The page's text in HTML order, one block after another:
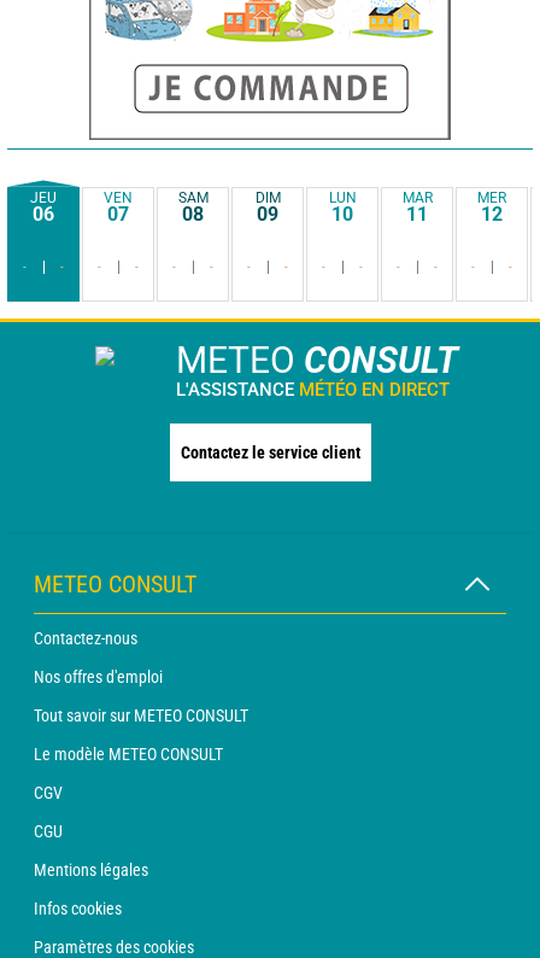
JEU
06
- -
VEN
07
- -
SAM
08
- -
DIM
09
- -
LUN
10
- -
MAR
11
- -
MER
12
- -
METEO CONSULT
L'ASSISTANCE MÉTÉO EN DIRECT
Contactez le service client
METEO CONSULT
Contactez-nous
Nos offres d'emploi
Tout savoir sur METEO CONSULT
Le modèle METEO CONSULT
CGV
CGU
Mentions légales
Infos cookies
Paramètres des cookies